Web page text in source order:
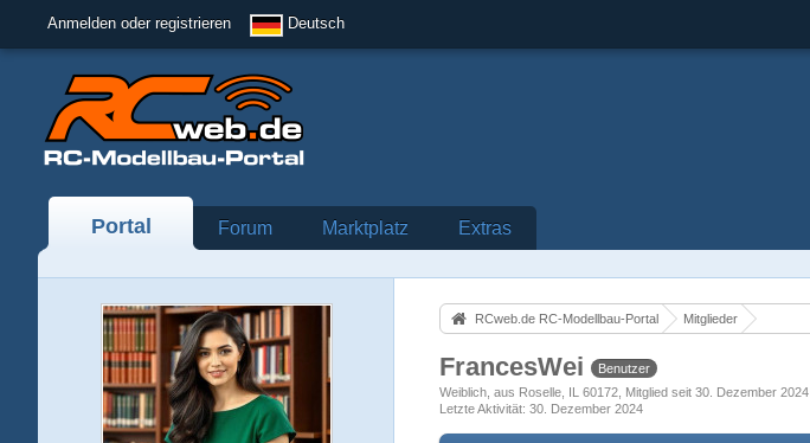
Anmelden oder registrieren Deutsch
Portal Forum Marktplatz Extras
RCweb.de RC-Modellbau-Portal Mitglieder
FrancesWei
Benutzer
Weiblich aus Roselle, IL 60172 Mitglied seit 30. Dezember 2024
Letzte Aktivität 30. Dezember 2024